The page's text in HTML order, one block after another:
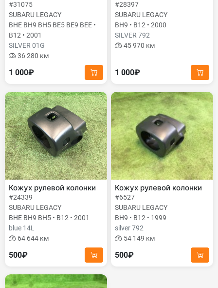
#31075
SUBARU LEGACY
BHE BH9 BH5 BE5 BE9 BEE •
B12 • 2001
SILVER 01G
36 280 км
1 000₽
#28397
SUBARU LEGACY
BH9 • B12 • 2000
SILVER 792
45 970 км
1 000₽
Кожух рулевой колонки
#24339
SUBARU LEGACY
BHE BH9 BH5 • B12 • 2001
blue 14L
64 644 км
500₽
Кожух рулевой колонки
#6527
SUBARU LEGACY
BH9 • B12 • 1999
silver 792
54 149 км
500₽